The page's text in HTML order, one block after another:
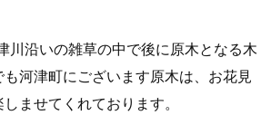
沿いの雑草の中で後に原木となる木
河津町にございます原木は、お花見
ませてくれております。